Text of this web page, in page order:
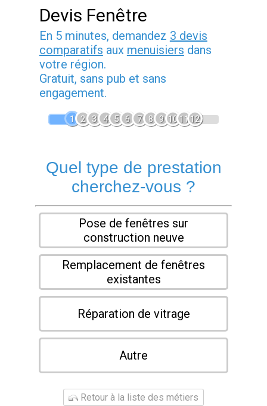
Devis Fenêtre
En 5 minutes, demandez 3 devis
comparatifs aux menuisiers dans
votre région.
Gratuit, sans pub et sans
engagement.
1 2 3 4 5 6 7 8 9 1011 12
Quel type de prestation
cherchez-vous ?
Pose de fenêtres sur
construction neuve
Remplacement de fenêtres
existantes
Réparation de vitrage
Autre
Retour à la liste des métiers